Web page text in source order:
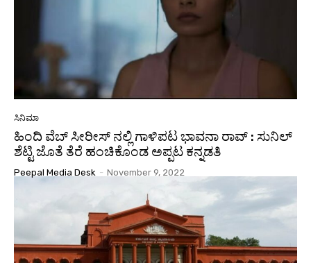
ಸಿನಿಮಾ
ಹಿಂದಿ ವೆಬ್ ಸೀರೀಸ್ ನಲ್ಲಿ ಗಾಳಿಪಟ ಭಾವನಾ ರಾವ್ : ಸುನಿಲ್
ಶೆಟ್ಟಿ ಜೊತೆ ತೆರೆ ಹಂಚಿಕೊಂಡ ಅಪ್ಪಟ ಕನ್ನಡತಿ
Peepal Media Desk - November 9, 2022